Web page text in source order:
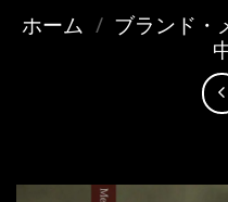
ホーム / ブランド・